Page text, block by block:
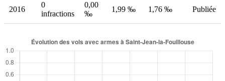
2016
0
infractions
0,00
‰
1,99 ‰ 1,76 ‰ Publiée